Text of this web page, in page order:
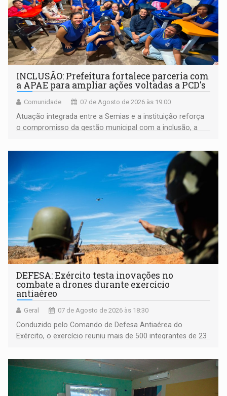
INCLUSÃO: Prefeitura fortalece parceria com
a APAE para ampliar ações voltadas a PCD's
Comunidade 07 de Agosto de 2026 às 19:00
Atuação integrada entre a Semias e a instituição reforça
o compromisso da gestão municipal com a inclusão, a
DEFESA: Exército testa inovações no
combate a drones durante exercício
antiaéreo
Geral 07 de Agosto de 2026 às 18:30
Conduzido pelo Comando de Defesa Antiaérea do
Exército, o exercício reuniu mais de 500 integrantes de 23